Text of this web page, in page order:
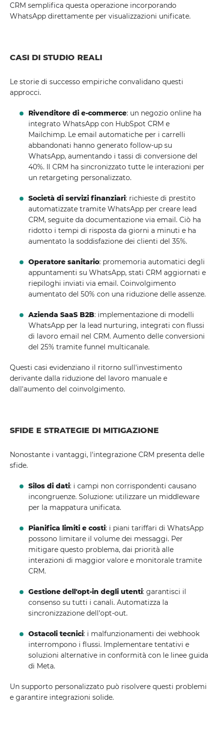
CRM semplifica questa operazione incorporando
WhatsApp direttamente per visualizzazioni unificate.
CASI DI STUDIO REALI
Le storie di successo empiriche convalidano questi
approcci.
Rivenditore di e-commerce: un negozio online ha
integrato WhatsApp con HubSpot CRM e
Mailchimp. Le email automatiche per i carrelli
abbandonati hanno generato follow-up su
WhatsApp, aumentando i tassi di conversione del
40%. Il CRM ha sincronizzato tutte le interazioni per
un retargeting personalizzato.
Società di servizi finanziari: richieste di prestito
automatizzate tramite WhatsApp per creare lead
CRM, seguite da documentazione via email. Ciò ha
ridotto i tempi di risposta da giorni a minuti e ha
aumentato la soddisfazione dei clienti del 35%.
Operatore sanitario: promemoria automatici degli
appuntamenti su WhatsApp, stati CRM aggiornati e
riepiloghi inviati via email. Coinvolgimento
aumentato del 50% con una riduzione delle assenze.
Azienda SaaS B2B: implementazione di modelli
WhatsApp per la lead nurturing, integrati con flussi
di lavoro email nel CRM. Aumento delle conversioni
del 25% tramite funnel multicanale.
Questi casi evidenziano il ritorno sull'investimento
derivante dalla riduzione del lavoro manuale e
dall'aumento del coinvolgimento.
SFIDE E STRATEGIE DI MITIGAZIONE
Nonostante i vantaggi, l'integrazione CRM presenta delle
sfide.
Silos di dati: i campi non corrispondenti causano
incongruenze. Soluzione: utilizzare un middleware
per la mappatura unificata.
Pianifica limiti e costi: i piani tariffari di WhatsApp
possono limitare il volume dei messaggi. Per
mitigare questo problema, dai priorità alle
interazioni di maggior valore e monitorale tramite
CRM.
Gestione dell'opt-in degli utenti: garantisci il
consenso su tutti i canali. Automatizza la
sincronizzazione dell'opt-out.
Ostacoli tecnici: i malfunzionamenti dei webhook
interrompono i flussi. Implementare tentativi e
soluzioni alternative in conformità con le linee guida
di Meta.
Un supporto personalizzato può risolvere questi problemi
e garantire integrazioni solide.